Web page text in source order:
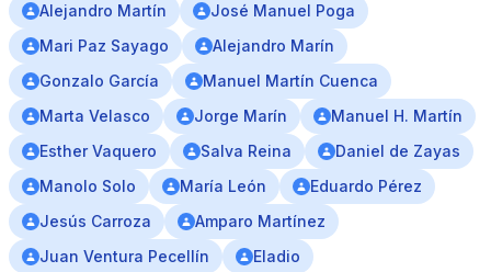
Alejandro Martín
José Manuel Poga
Mari Paz Sayago
Alejandro Marín
Gonzalo García
Manuel Martín Cuenca
Marta Velasco
Jorge Marín
Manuel H. Martín
Esther Vaquero
Salva Reina
Daniel de Zayas
Manolo Solo
María León
Eduardo Pérez
Jesús Carroza
Amparo Martínez
Juan Ventura Pecellín
Eladio